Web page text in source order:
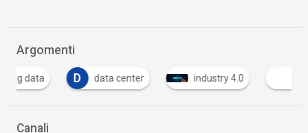
Argomenti
D data center industry 4.0 Intelligenza
Canali